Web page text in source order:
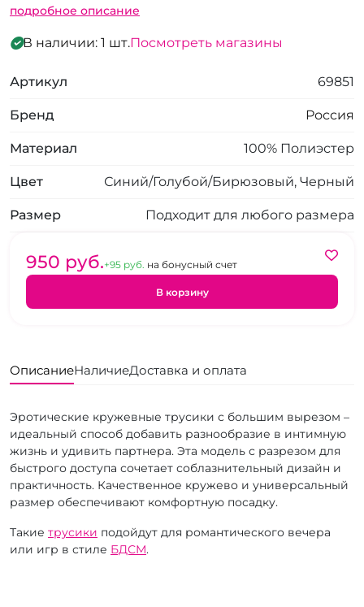
подробное описание
В наличии: 1 шт.Посмотреть магазины
Артикул 69851
Бренд Россия
Материал 100% Полиэстер
Цвет Синий/Голубой/Бирюзовый, Черный
Размер Подходит для любого размера
950 pуб.+95 pуб. на бонусный счет
В корзину
ОписаниеНаличиеДоставка и оплата
Эротические кружевные трусики с большим вырезом –
идеальный способ добавить разнообразие в интимную
жизнь и удивить партнера. Эта модель с разрезом для
быстрого доступа сочетает соблазнительный дизайн и
практичность. Качественное кружево и универсальный
размер обеспечивают комфортную посадку.
Такие трусики подойдут для романтического вечера
или игр в стиле БДСМ.